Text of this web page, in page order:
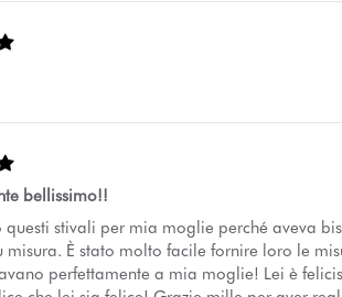
bellissimo!!
questi stivali per mia moglie perché aveva
misura. È stato molto facile fornire loro le
perfettamente a mia moglie! Lei è